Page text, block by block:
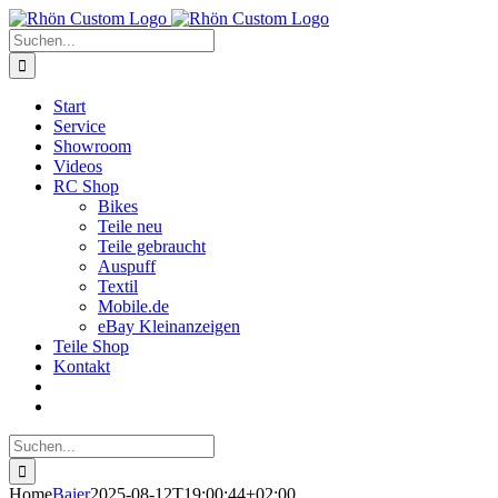
Zum
Inhalt
springen
Suche
nach:
Start
Service
Showroom
Videos
RC Shop
Bikes
Teile neu
Teile gebraucht
Auspuff
Textil
Mobile.de
eBay Kleinanzeigen
Teile Shop
Kontakt
Suche
nach:
HomeBaier2025-08-12T19:00:44+02:00